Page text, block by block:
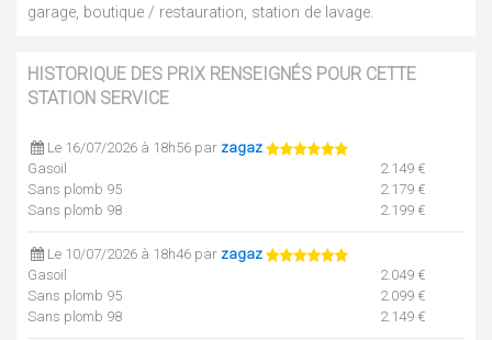
garage, boutique / restauration, station de lavage.
HISTORIQUE DES PRIX RENSEIGNÉS POUR CETTE
STATION SERVICE
Le 16/07/2026 à 18h56 par zagaz
Gasoil
2.149 €
Sans plomb 95
2.179 €
Sans plomb 98
2.199 €
Le 10/07/2026 à 18h46 par zagaz
Gasoil
2.049 €
Sans plomb 95
2.099 €
Sans plomb 98
2.149 €